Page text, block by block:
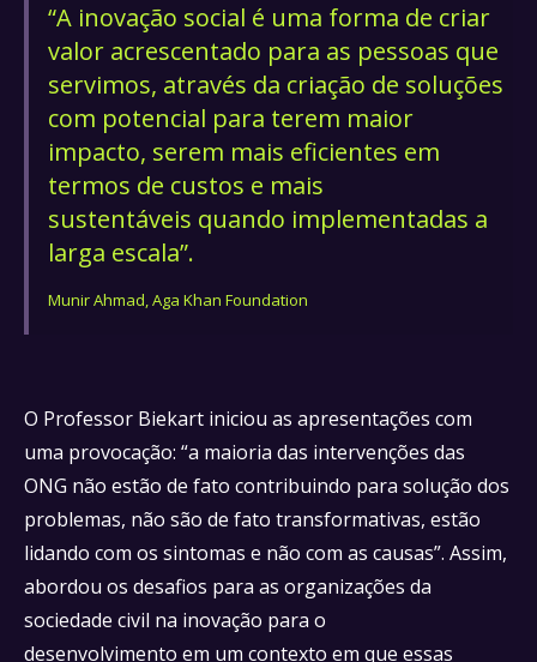
“A inovação social é uma forma de criar
valor acrescentado para as pessoas que
servimos, através da criação de soluções
com potencial para terem maior
impacto, serem mais eficientes em
termos de custos e mais
sustentáveis quando implementadas a
larga escala”.
Munir Ahmad, Aga Khan Foundation
O Professor Biekart iniciou as apresentações com
uma provocação: “a maioria das intervenções das
ONG não estão de fato contribuindo para solução dos
problemas, não são de fato transformativas, estão
lidando com os sintomas e não com as causas”. Assim,
abordou os desafios para as organizações da
sociedade civil na inovação para o
desenvolvimento em um contexto em que essas